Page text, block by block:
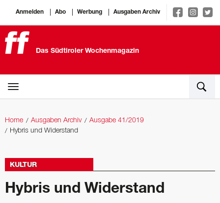
Anmelden Abo Werbung Ausgaben Archiv
Das Südtiroler Wochenmagazin
Home Ausgaben Archiv
Ausgabe 41/2019
Hybris und Widerstand
KULTUR
Hybris und Widerstand